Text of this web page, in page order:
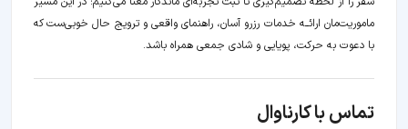
ماموریت‌مان اراﺋــﻪ خدمات رزرو آسان، راهنمای واقعی و ترویج حال خوبی‌ست که
با دعوت به حرکت، پویایی و شادی جمعی همراه باشد.
تماس با کارناوال